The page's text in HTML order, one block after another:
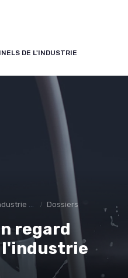
DE L'INDUSTRIE
laitiers Dossiers
regard
l'industrie